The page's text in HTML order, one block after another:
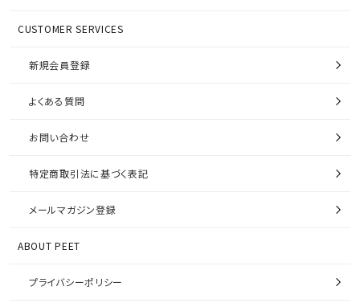
CUSTOMER SERVICES
新規会員登録
よくある質問
お問い合わせ
特定商取引法に基づく表記
メールマガジン登録
ABOUT PEET
プライバシーポリシー